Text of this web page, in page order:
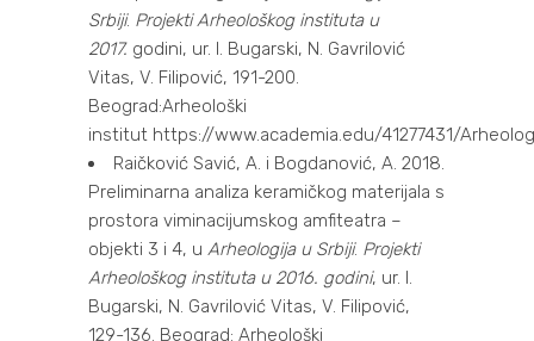
Srbiji. Projekti Arheološkog instituta u
2017. godini, ur. I. Bugarski, N. Gavrilović
Vitas, V. Filipović, 191-200.
Beograd:Arheološki
institut https://www.academia.edu/41277431/
Raičković Savić, A. i Bogdanović, A. 2018.
Preliminarna analiza keramičkog materijala s
prostora viminacijumskog amfiteatra –
objekti 3 i 4, u Arheologija u Srbiji. Projekti
Arheološkog instituta u 2016. godini, ur. I.
Bugarski, N. Gavrilović Vitas, V. Filipović,
129-136. Beograd: Arheološki